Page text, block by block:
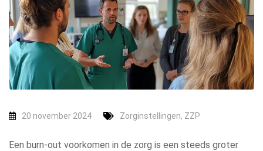
20 november 2024 Zorginstellingen, ZZP
Een burn-out voorkomen in de zorg is een steeds groter